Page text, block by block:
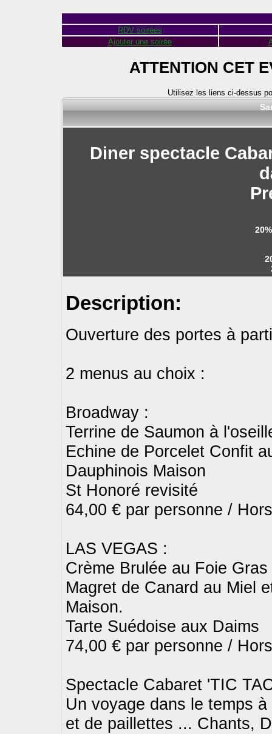
RDV soirées
Ajouter une soirée
ATTENTION CET
Utilisez les liens ci-dessus
Diner spectacle
Description:
Ouverture des portes à
2 menus au choix :
Broadway :
Terrine de Saumon à
Echine de Porcelet Confit
Dauphinois Maison
St Honoré revisité
64,00 € par personne /
LAS VEGAS :
Crème Brulée au Foie Gras
Magret de Canard au Miel
Maison.
Tarte Suédoise aux Daims
74,00 € par personne /
Spectacle Cabaret 'TIC
Un voyage dans le temps
et de paillettes ... Chants,